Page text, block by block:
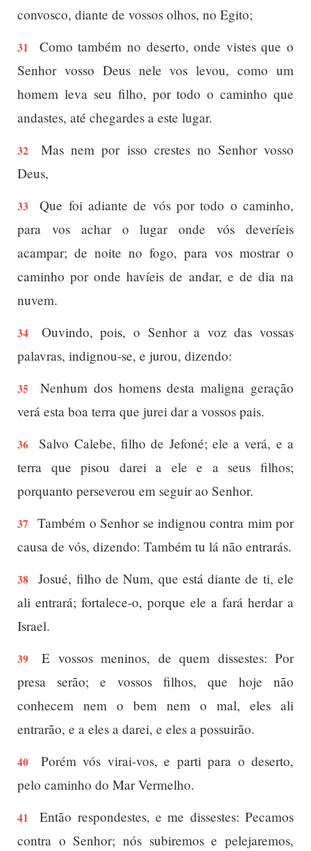
convosco, diante de vossos olhos, no Egito;
31
Como também no deserto, onde vistes que o
Senhor vosso Deus nele vos levou, como um
homem leva seu filho, por todo o caminho que
andastes, até chegardes a este lugar.
32
Mas nem por isso crestes no Senhor vosso
Deus,
33
Que foi adiante de vós por todo o caminho,
para vos achar o lugar onde vós deveríeis
acampar; de noite no fogo, para vos mostrar o
caminho por onde havíeis de andar, e de dia na
nuvem.
34
Ouvindo, pois, o Senhor a voz das vossas
palavras, indignou-se, e jurou, dizendo:
35
Nenhum dos homens desta maligna geração
verá esta boa terra que jurei dar a vossos pais.
36
Salvo Calebe, filho de Jefoné; ele a verá, e a
terra que pisou darei a ele e a seus filhos;
porquanto perseverou em seguir ao Senhor.
37 Também o Senhor se indignou contra mim por
causa de vós, dizendo: Também tu lá não entrarás.
38
Josué, filho de Num, que está diante de ti, ele
ali entrará; fortalece-o, porque ele a fará herdar a
Israel.
39
E vossos meninos, de quem dissestes: Por
presa serão; e vossos filhos, que hoje não
conhecem nem o bem nem o mal, eles ali
entrarão, e a eles a darei, e eles a possuirão.
40
Porém vós virai-vos, e parti para o deserto,
pelo caminho do Mar Vermelho.
41
Então respondestes, e me dissestes: Pecamos
contra o Senhor; nós subiremos e pelejaremos,